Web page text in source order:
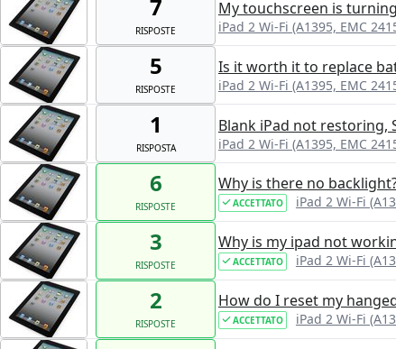
7
RISPOSTE
My touchscreen is
iPad 2 Wi-Fi (A1395, EMC
5
RISPOSTE
Is it worth it to replace
iPad 2 Wi-Fi (A1395, EMC
1
RISPOSTA
Blank iPad not restoring,
iPad 2 Wi-Fi (A1395, EMC
6
RISPOSTE
Why is there no
ACCETTATO iPad 2 Wi-Fi
3
RISPOSTE
Why is my ipad not
ACCETTATO iPad 2 Wi-Fi
2
RISPOSTE
How do I reset my
ACCETTATO iPad 2 Wi-Fi